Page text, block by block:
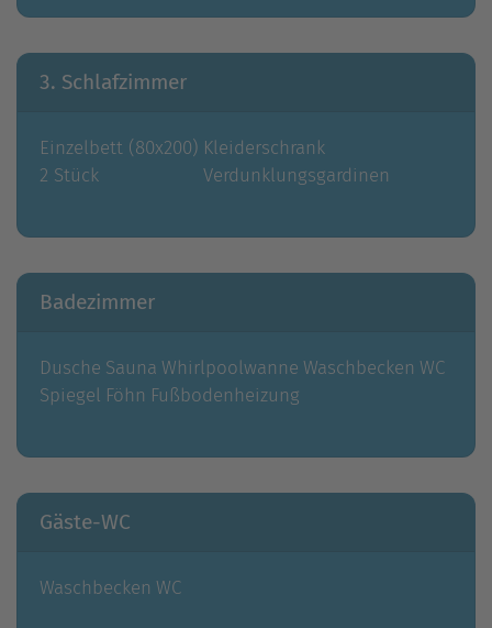
3. Schlafzimmer
Einzelbett (80x200)
2 Stück
Kleiderschrank
Verdunklungsgardinen
Badezimmer
Dusche Sauna Whirlpoolwanne Waschbecken WC
Spiegel Föhn Fußbodenheizung
Gäste-WC
Waschbecken WC